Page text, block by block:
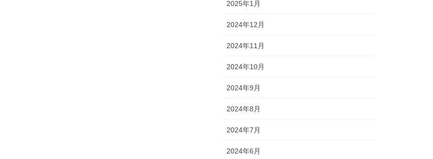
2025年1月
2024年12月
2024年11月
2024年10月
2024年9月
2024年8月
2024年7月
2024年6月